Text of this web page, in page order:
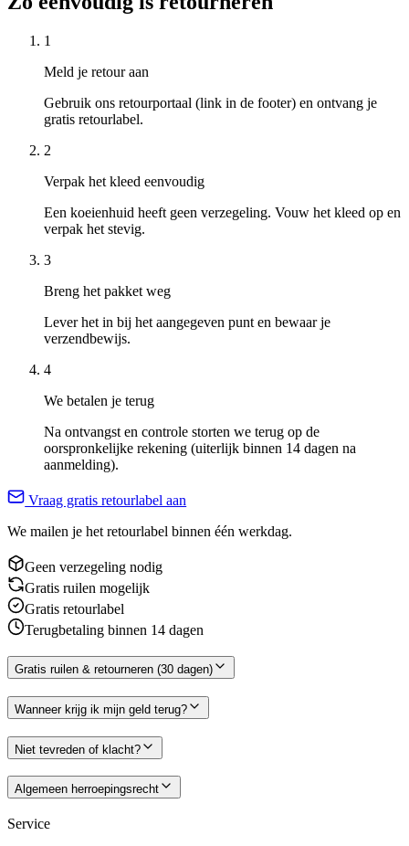
1
Meld je retour aan
Gebruik ons retourportaal (link in de footer) en ontvang je
gratis retourlabel.
2
Verpak het kleed eenvoudig
Een koeienhuid heeft geen verzegeling. Vouw het kleed op en
verpak het stevig.
3
Breng het pakket weg
Lever het in bij het aangegeven punt en bewaar je
verzendbewijs.
4
We betalen je terug
Na ontvangst en controle storten we terug op de
oorspronkelijke rekening (uiterlijk binnen 14 dagen na
aanmelding).
Vraag gratis retourlabel aan
We mailen je het retourlabel binnen één werkdag.
Geen verzegeling nodig
Gratis ruilen mogelijk
Gratis retourlabel
Terugbetaling binnen 14 dagen
Gratis ruilen & retourneren (30 dagen)
Wanneer krijg ik mijn geld terug?
Niet tevreden of klacht?
Algemeen herroepingsrecht
Service